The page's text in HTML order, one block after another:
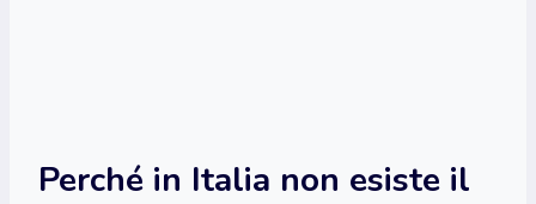
Perché in Italia non esiste il